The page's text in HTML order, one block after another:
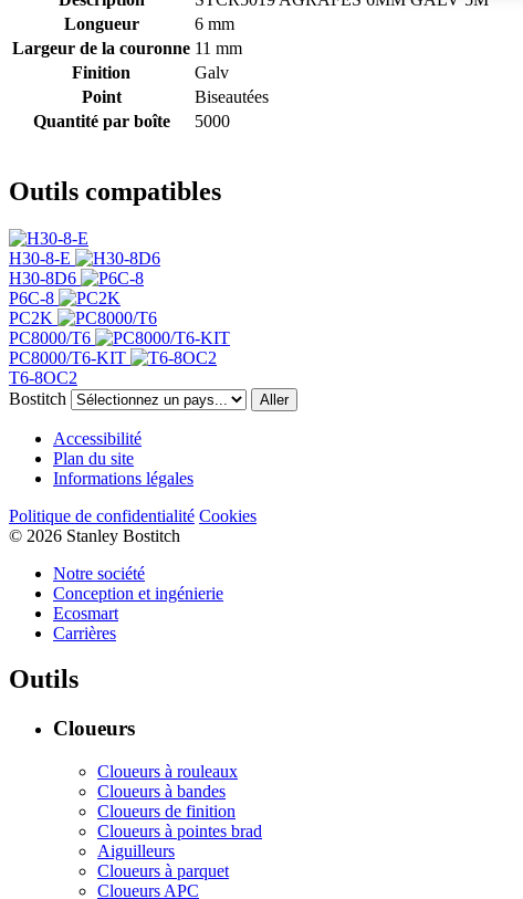
Longueur
6 mm
Largeur de la couronne 11 mm
Finition
Galv
Point
Biseautées
Quantité par boîte
5000
Outils compatibles
H30-8-E
H30-8D6
P6C-8
PC2K
PC8000/T6
PC8000/T6-KIT
T6-8OC2
Bostitch
Aller
Accessibilité
Plan du site
Informations légales
Politique de confidentialité Cookies
© 2026 Stanley Bostitch
Notre société
Conception et ingénierie
Ecosmart
Carrières
Outils
Cloueurs
Cloueurs à rouleaux
Cloueurs à bandes
Cloueurs de finition
Cloueurs à pointes brad
Aiguilleurs
Cloueurs à parquet
Cloueurs APC